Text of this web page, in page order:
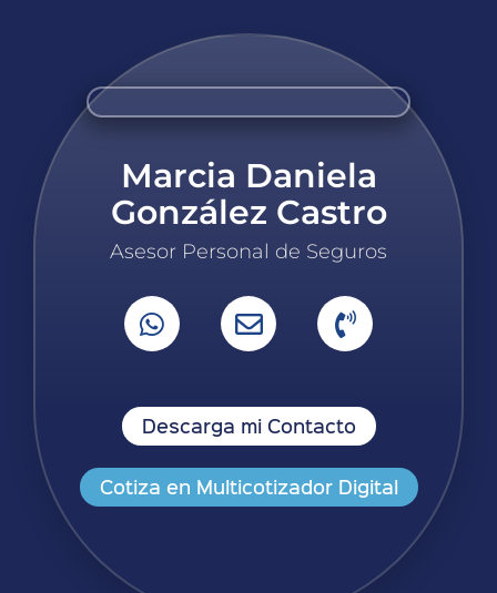
Marcia Daniela
González Castro
Asesor Personal de Seguros
Descarga mi Contacto
Cotiza en Multicotizador Digital